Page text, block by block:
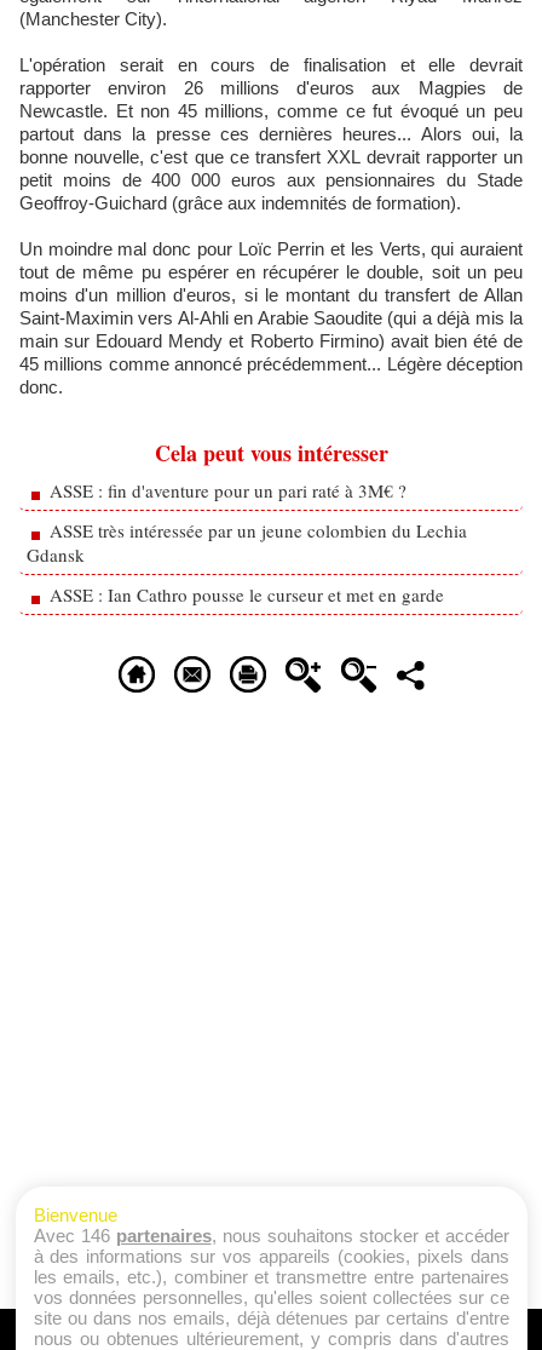
(Manchester City).
L'opération serait en cours de finalisation et elle devrait
rapporter environ 26 millions d'euros aux Magpies de
Newcastle. Et non 45 millions, comme ce fut évoqué un peu
partout dans la presse ces dernières heures... Alors oui, la
bonne nouvelle, c'est que ce transfert XXL devrait rapporter un
petit moins de 400 000 euros aux pensionnaires du Stade
Geoffroy-Guichard (grâce aux indemnités de formation).
Un moindre mal donc pour Loïc Perrin et les Verts, qui auraient
tout de même pu espérer en récupérer le double, soit un peu
moins d'un million d'euros, si le montant du transfert de Allan
Saint-Maximin vers Al-Ahli en Arabie Saoudite (qui a déjà mis la
main sur Edouard Mendy et Roberto Firmino) avait bien été de
45 millions comme annoncé précédemment... Légère déception
donc.
Cela peut vous intéresser
ASSE : fin d'aventure pour un pari raté à 3M€ ?
ASSE très intéressée par un jeune colombien du Lechia
Gdansk
ASSE : Ian Cathro pousse le curseur et met en garde
Bienvenue
Avec 146 partenaires, nous souhaitons stocker et accéder
à des informations sur vos appareils (cookies, pixels dans
les emails, etc.), combiner et transmettre entre partenaires
vos données personnelles, qu'elles soient collectées sur ce
site ou dans nos emails, déjà détenues par certains d'entre
nous ou obtenues ultérieurement, y compris dans d'autres